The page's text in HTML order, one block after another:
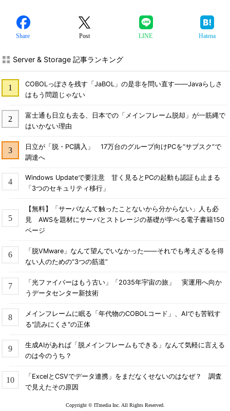
Share Post LINE Hatena
Server & Storage 記事ランキング
COBOLっぽさを残す「JaBOL」の是非を問い直す――Javaらしさ
はもう問題じゃない
富士通も日立も去る、日本での「メインフレーム脱却」が一筋縄で
はいかない理由
日立が「脱・PC購入」 17万台のグループ向けPCを“サブスク”で
調達へ
Windows Updateで要注意 甘く見るとPCの起動も認証も止まる
「3つのセキュリティ移行」
【無料】「サーバなんて触ったことないから分からない」人も必
見 AWSを題材にサーバとストレージの基礎が学べる電子書籍150
ページ
「脱VMware」なんて望んでいなかった――それでも考えざるを得
ない人のための“3つの筋道”
「光ファイバーはもう古い」「2035年宇宙の旅」 実運用へ向か
うデータセンター新技術
メインフレームに眠る「年代物のCOBOLコード」、AIでも苦戦す
る"読みにくさ"の正体
生成AIがあれば「脱メインフレームもできる」なんて気軽に言える
のは今のうち？
「ExcelとCSVでデータ連携」をまだなくせないのはなぜ？ 調査
で見えたその原因
Copyright © ITmedia Inc. All Rights Reserved.